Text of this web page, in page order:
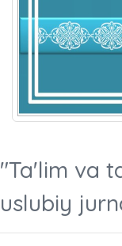
"Ta'lim va
uslubiy